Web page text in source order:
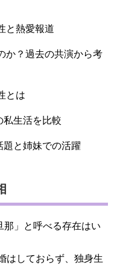
と熱愛報道
か？過去の共演から考
とは
私生活を比較
題と姉妹での活躍
那」と呼べる存在はい
はしておらず、独身生